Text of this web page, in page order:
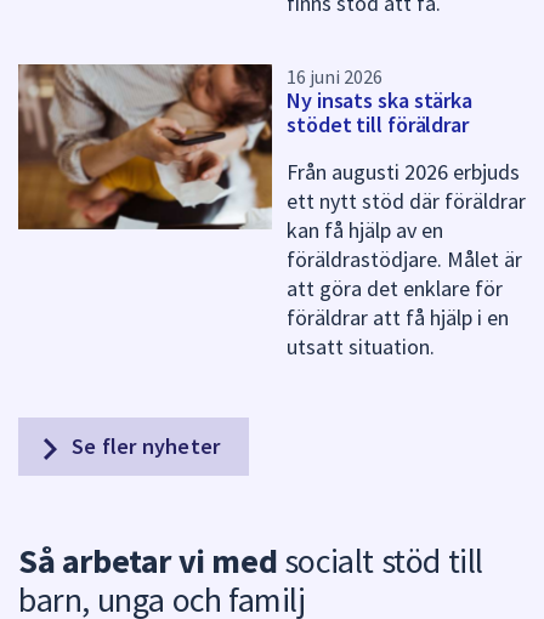
16 juni 2026
Ny insats ska stärka
stödet till föräldrar
Från augusti 2026 erbjuds
ett nytt stöd där föräldrar
kan få hjälp av en
föräldrastödjare. Målet är
att göra det enklare för
föräldrar att få hjälp i en
utsatt situation.
Se fler nyheter
Så arbetar vi medsocialt stöd till
barn, unga och familj